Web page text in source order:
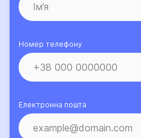
Номер телефону
Електронна пошта